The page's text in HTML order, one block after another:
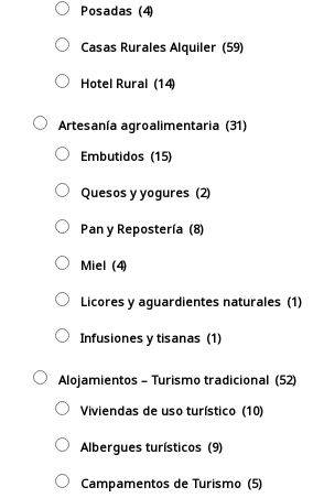
Posadas (4)
Casas Rurales Alquiler (59)
Hotel Rural (14)
Artesanía agroalimentaria (31)
Embutidos (15)
Quesos y yogures (2)
Pan y Repostería (8)
Miel (4)
Licores y aguardientes naturales (1)
Infusiones y tisanas (1)
Alojamientos – Turismo tradicional (52)
Viviendas de uso turístico (10)
Albergues turísticos (9)
Campamentos de Turismo (5)